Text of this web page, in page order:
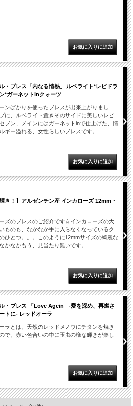
・ブレス「内なる情熱」 ルベライト*レピドラ
*ガーネットinクォーツ
ンばかりを使ったブレスが出来上がりまし
に、ルベライト置きそのサイドに美しいレピ
ブン、メインにはガーネットinで仕上げた、情
ギー溢れる、女性らしいブレスです。
輝き！】アルゼンチン産 インカローズ 12mm・
ズのブレスのご紹介です☆インカローズの大
ものも、なかなか手に入らなくなっているク
ひとつ。。。このように12mmサイズの綺麗な
かなかもう、見当たり難いです。
・ブレス 「Love Agein」-愛を深め、再燃さ
トに- レッドオーラ
ラとは、天然のレッドメノウにチタンを焼き
で、赤い色合いの中に玉虫の様な輝きが楽し